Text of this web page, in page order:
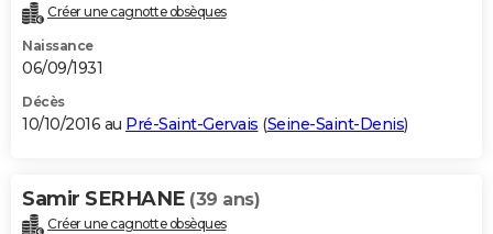
Créer une cagnotte obsèques
Naissance
06/09/1931
Décès
10/10/2016 au Pré-Saint-Gervais (Seine-Saint-Denis)
Samir SERHANE (39 ans)
Créer une cagnotte obsèques